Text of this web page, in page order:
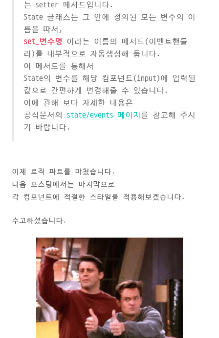
는 setter 메서드입니다.
State 클래스는 그 안에 정의된 모든 변수의 이
름을 따서,
set_변수명
이라는 이름의 메서드(이벤트핸들
러)를 내부적으로 자동생성해 둡니다.
이 메서드를 통해서
State의 변수를 해당 컴포넌트(input)에 입력된
값으로 간편하게 변경해줄 수 있습니다.
이에 관해 보다 자세한 내용은
공식문서의 state/events 페이지 를 참고해 주시
기 바랍니다.
이제 로직 파트를 마쳤습니다.
다음 포스팅에서는 마지막으로
각 컴포넌트에 적절한 스타일을 적용해보겠습니다.
수고하셨습니다.